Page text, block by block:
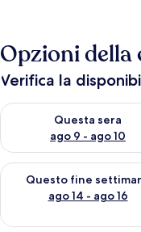
Opzioni della
Verifica la
Questa sera
ago 9 - ago 10
Verifica la disponibilità
Questo fine
ago 14 - ago 16
Verifica la disponibilità